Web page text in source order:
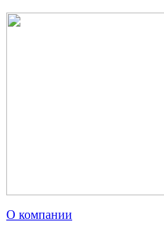
О компании